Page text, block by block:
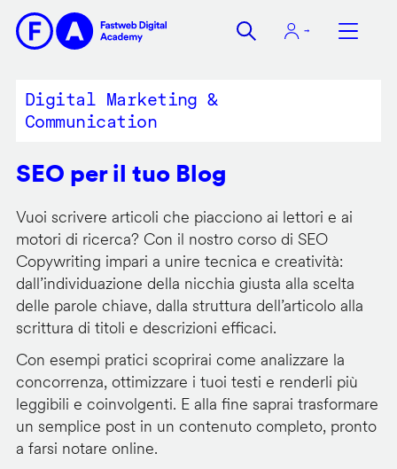
contenuto
Digital Marketing &
Communication
SEO per il tuo Blog
Vuoi scrivere articoli che piacciono ai lettori e ai
motori di ricerca? Con il nostro corso di SEO
Copywriting impari a unire tecnica e creatività:
dall’individuazione della nicchia giusta alla scelta
delle parole chiave, dalla struttura dell’articolo alla
scrittura di titoli e descrizioni efficaci.
Con esempi pratici scoprirai come analizzare la
concorrenza, ottimizzare i tuoi testi e renderli più
leggibili e coinvolgenti. E alla fine saprai trasformare
un semplice post in un contenuto completo, pronto
a farsi notare online.